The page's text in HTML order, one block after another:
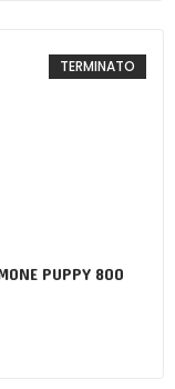
TERMINATO
PUPPY 800